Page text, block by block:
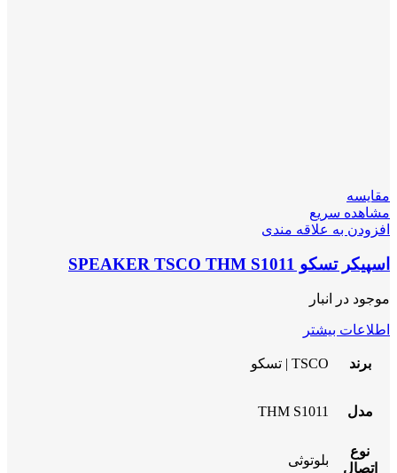
مقایسه
مشاهده سریع
افزودن به علاقه مندی
اسپیکر تسکو SPEAKER TSCO THM S1011
موجود در انبار
اطلاعات بیشتر
برند TSCO | تسکو
مدل THM S1011
نوع
اتصال
بلوتوثی